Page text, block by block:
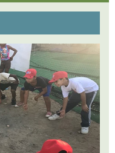
ール支援
野球普及